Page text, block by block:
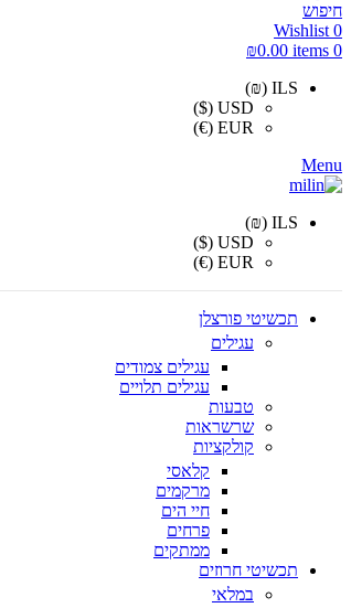
חיפוש
0
Wishlist
0
items
₪0.00
ILS (₪)
USD ($)
EUR (€)
Menu
ILS (₪)
USD ($)
EUR (€)
תכשיטי פורצלן
עגילים
עגילים צמודים
עגילים תלויים
טבעות
שרשראות
קולקציות
קלאסי
מרקמים
חיי הים
פרחים
ממתקים
תכשיטי חרוזים
במלאי